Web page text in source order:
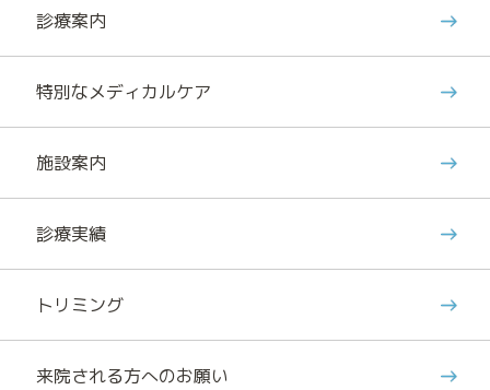
診療案内
特別なメディカルケア
施設案内
診療実績
トリミング
来院される方へのお願い